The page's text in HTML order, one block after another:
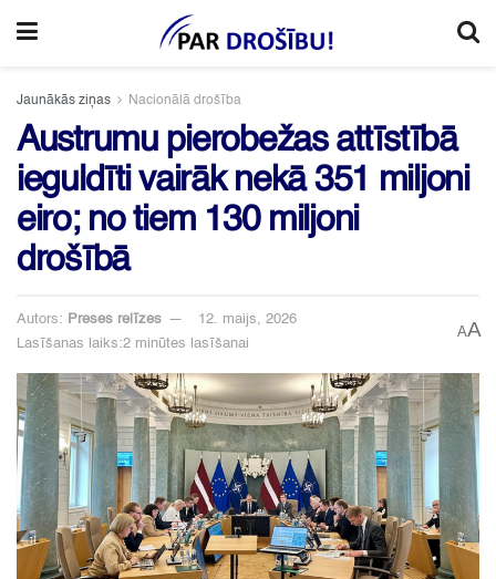
Jaunākās ziņas Nacionālā drošība
Austrumu pierobežas attīstībā
ieguldīti vairāk nekā 351 miljoni
eiro; no tiem 130 miljoni
drošībā
Autors: Preses relīzes
12. maijs, 2026
Lasīšanas laiks:2 minūtes lasīšanai
AA